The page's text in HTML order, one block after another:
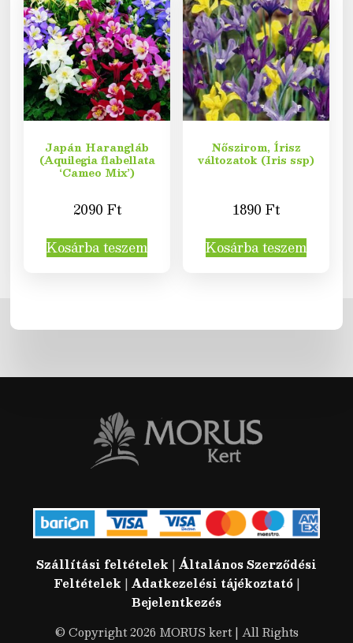
Japán Harangláb
(Aquilegia flabellata
‘Cameo Mix’)
2090 Ft
Kosárba teszem
Nőszirom, Írisz
változatok (Iris ssp)
1890 Ft
Kosárba teszem
Szállítási feltételek | Általános Szerződési
Feltételek | Adatkezelési tájékoztató|
Bejelentkezés
© Copyright 2026 MORUS kert | All Rights